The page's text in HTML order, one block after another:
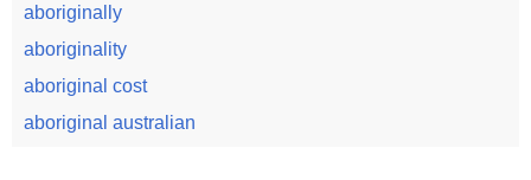
aboriginally
aboriginality
aboriginal cost
aboriginal australian